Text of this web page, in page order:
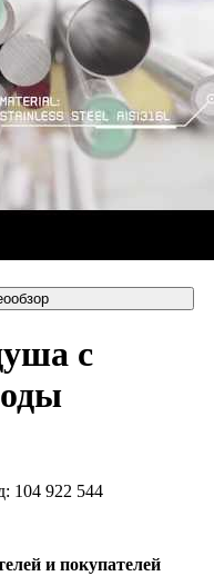
с
104 922 544
и покупателей